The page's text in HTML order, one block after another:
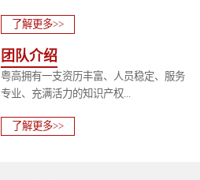
了解更多>>
团队介绍
粤高拥有一支资历丰富、人员稳定、服务
专业、充满活力的知识产权...
了解更多>>